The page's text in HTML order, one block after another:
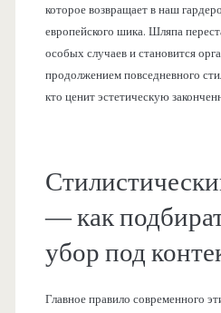
которое возвращает в наш
европейского шика. Шляпа
особых случаев и становится
продолжением повседневного
кто ценит эстетическую
— как
убор под
Главное правило современного